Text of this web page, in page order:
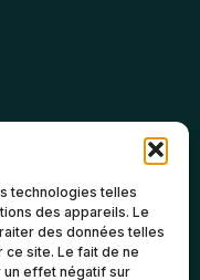
technologies telles
des appareils. Le
des données telles
ce site. Le fait de ne
un effet négatif sur